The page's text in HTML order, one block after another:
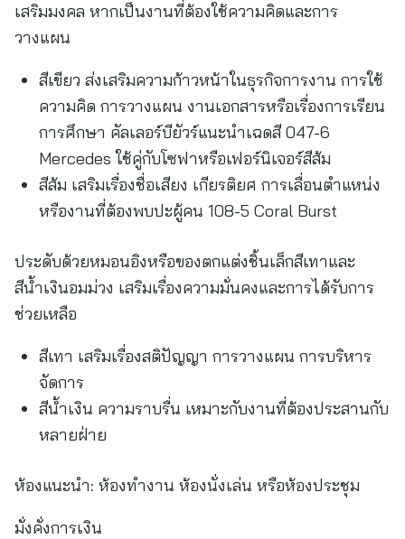
เสริมมงคล หากเป็นงานที่ต้องใช้ความคิดและการ
วางแผน
สีเขียว ส่งเสริมความก้าวหน้าในธุรกิจการงาน การใช้
ความคิด การวางแผน งานเอกสารหรือเรื่องการเรียน
การศึกษา คัลเลอร์บียัวร์แนะนำเฉดสี 047-6
Mercedes ใช้คู่กับโซฟาหรือเฟอร์นิเจอร์สีส้ม
สีส้ม เสริมเรื่องชื่อเสียง เกียรติยศ การเลื่อนตำแหน่ง
หรืองานที่ต้องพบปะผู้คน 108-5 Coral Burst
ประดับด้วยหมอนอิงหรือของตกแต่งชิ้นเล็กสีเทาและ
สีน้ำเงินอมม่วง เสริมเรื่องความมั่นคงและการได้รับการ
ช่วยเหลือ
สีเทา เสริมเรื่องสติปัญญา การวางแผน การบริหาร
จัดการ
สีน้ำเงิน ความราบรื่น เหมาะกับงานที่ต้องประสานกับ
หลายฝ่าย
ห้องแนะนำ: ห้องทำงาน ห้องนั่งเล่น หรือห้องประชุม
มั่งคั่งการเงิน